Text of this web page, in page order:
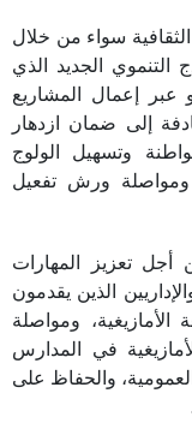
سواء من خلال
التنموي الجديد الذي
عبر إعمال المشاريع
إلى ضمان ازدهار
وتسهيل الولوج
ومواصلة ورش تفعيل
أجل تعزيز المهارات
الذين يقدمون
ومواصلة
في المدارس
والحفاظ على